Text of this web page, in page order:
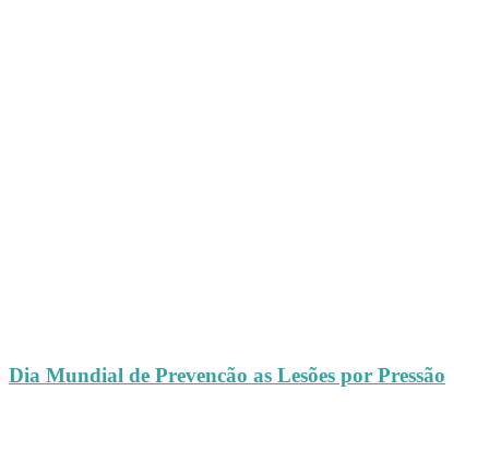
Dia Mundial de Prevencão as Lesões por Pressão